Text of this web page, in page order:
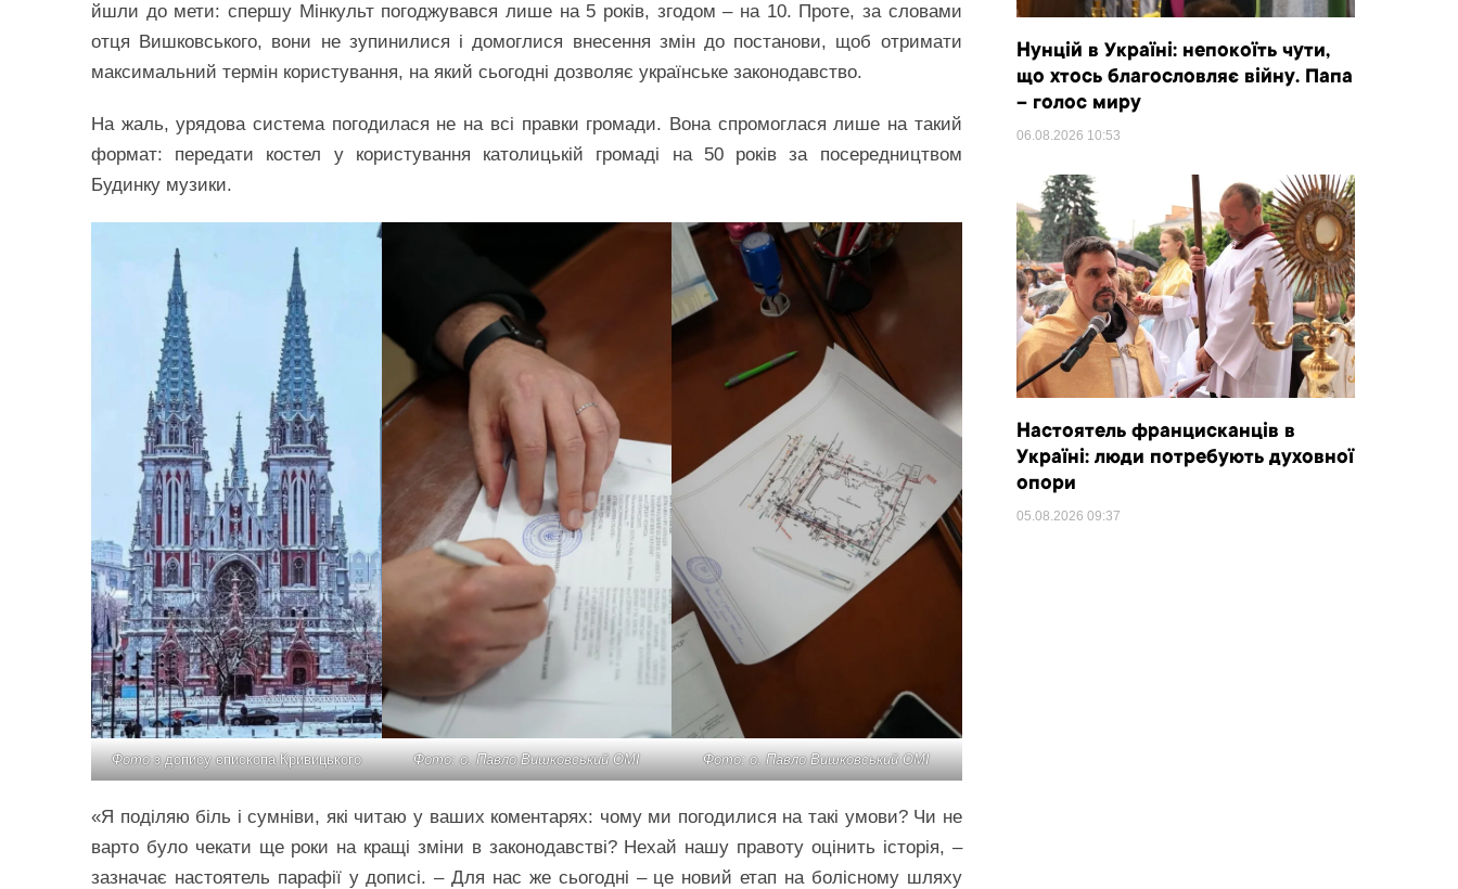
йшли до мети: спершу Мінкульт погоджувався лише на 5 років, згодом – на 10. Проте, за словами
отця Вишковського, вони не зупинилися і домоглися внесення змін до постанови, щоб отримати
максимальний термін користування, на який сьогодні дозволяє українське законодавство.
На жаль, урядова система погодилася не на всі правки громади. Вона спромоглася лише на такий
формат: передати костел у користування католицькій громаді на 50 років за посередництвом
Будинку музики.
Фотоз допису єпископа Кривицького Фото: о. Павло Вишковський ОМІ Фото: о. Павло Вишковський ОМІ
«Я поділяю біль і сумніви, які читаю у ваших коментарях: чому ми погодилися на такі умови? Чи не
варто було чекати ще роки на кращі зміни в законодавстві? Нехай нашу правоту оцінить історія, –
зазначає настоятель парафії у дописі. – Для нас же сьогодні – це новий етап на болісному шляху
Нунцій в Україні: непокоїть чути,
що хтось благословляє війну. Папа
– голос миру
06.08.2026 10:53
Настоятель францисканців в
Україні: люди потребують духовної
опори
05.08.2026 09:37